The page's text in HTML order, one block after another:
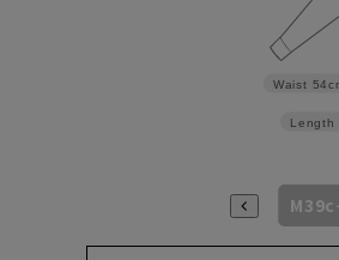
Length
Waist